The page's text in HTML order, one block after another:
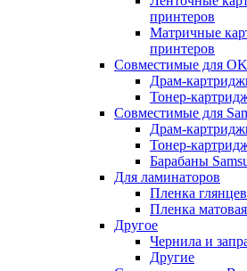
принтеров
Матричные
принтеров
Совместимые для
Драм-
Тонер-
Совместимые для
Драм-
Тонер-
Барабаны
Для ламинаторов
Пленка
Пленка
Другое
Чернила и
Другие